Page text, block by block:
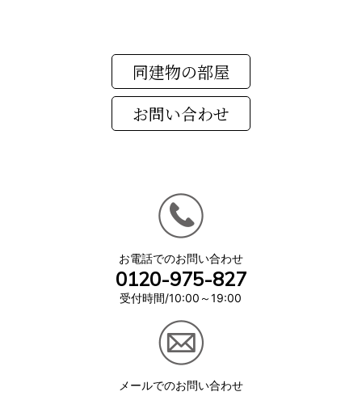
同建物の部屋
お電話でのお問い合わせ
0120-975-827
受付時間/10:00～19:00
メールでのお問い合わせ